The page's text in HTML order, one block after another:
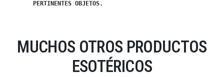
PERTINENTES OBJETOS.
MUCHOS OTROS PRODUCTOS
ESOTÉRICOS